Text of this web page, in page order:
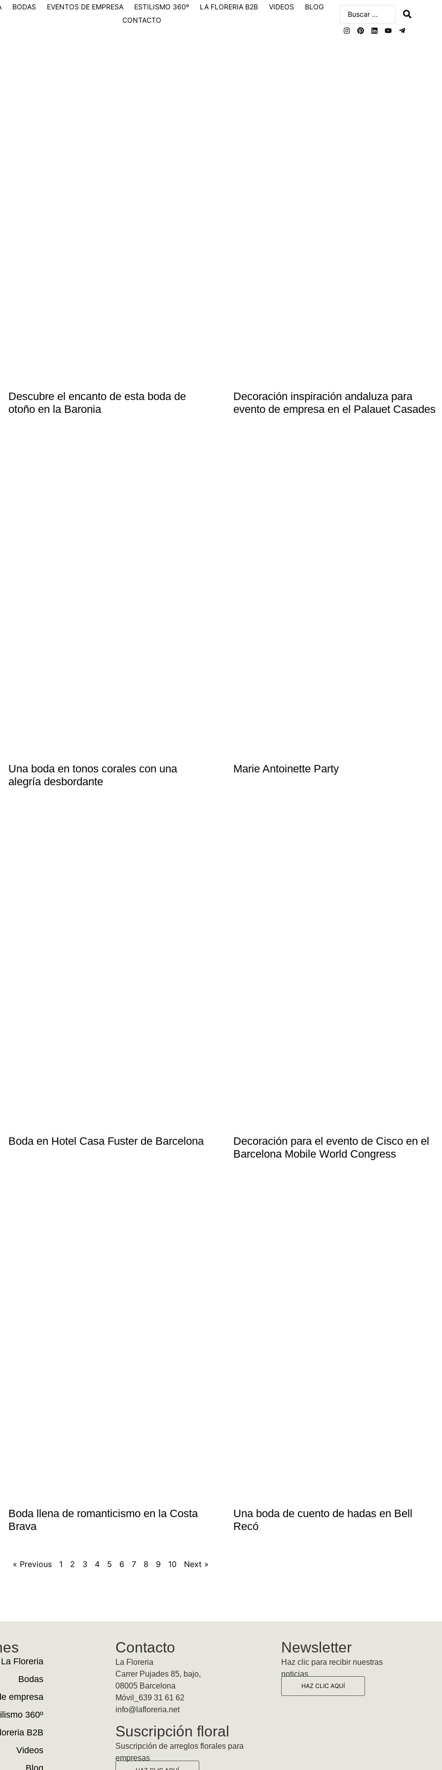
BODAS EVENTOS DE EMPRESA ESTILISMO 360º LA FLORERIA B2B VIDEOS
BLOG
CONTACTO
Descubre el encanto de esta boda de
otoño en la Baronia
Decoración inspiración andaluza para
evento de empresa en el Palauet Casades
Una boda en tonos corales con una
alegría desbordante
Marie Antoinette Party
Boda en Hotel Casa Fuster de Barcelona
Decoración para el evento de Cisco en el
Barcelona Mobile World Congress
Boda llena de romanticismo en la Costa
Brava
Una boda de cuento de hadas en Bell
Recó
« Previous 1 2 3 4 5 6 7 8 9 10 Next »
La Floreria
Bodas
empresa
360º
B2B
Videos
Blog
Contacto
La Floreria
Carrer Pujades 85, bajo,
08005 Barcelona
Móvil_639 31 61 62
info@lafloreria.net
Suscripción floral
Suscripción de arreglos florales para
empresas
Newsletter
Haz clic para recibir nuestras
noticias
HAZ CLIC AQUÍ